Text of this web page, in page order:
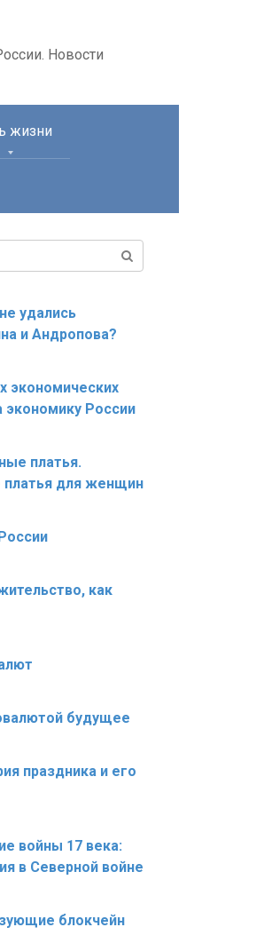
Новости
жизни
удались
и Андропова?
экономических
России
платья.
платья для женщин
как
будущее
праздника и его
войны 17 века:
в Северной войне
блокчейн